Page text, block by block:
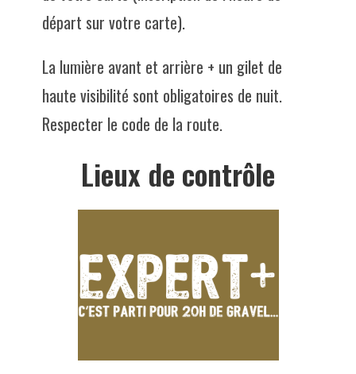
départ sur votre carte).
La lumière avant et arrière + un gilet de
haute visibilité sont obligatoires de nuit.
Respecter le code de la route.
Lieux de contrôle